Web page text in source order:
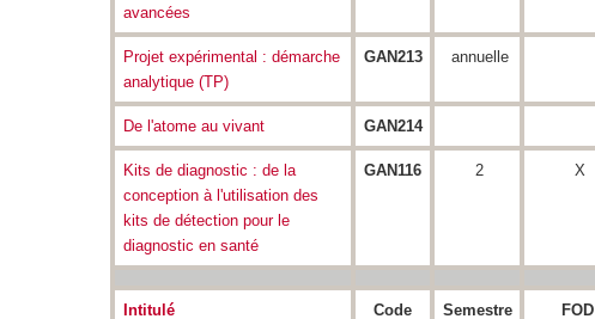
avancées
Projet expérimental : démarche
analytique (TP)
GAN213 annuelle
De l'atome au vivant GAN214
Kits de diagnostic : de la
conception à l'utilisation des
kits de détection pour le
diagnostic en santé
GAN116 2 X
Intitulé Code Semestre FOD